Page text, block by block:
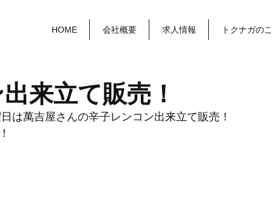
HOME 会社概要 求人情報 トクナガの
来立て販売！
は萬吉屋さんの辛子レンコン出来立て販売！